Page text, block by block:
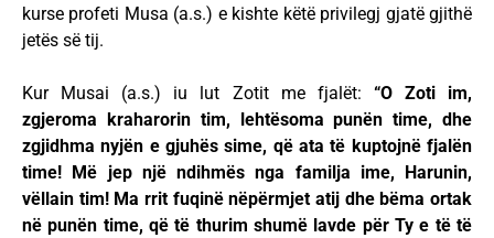
kurse profeti Musa (a.s.) e kishte këtë privilegj gjatë gjithë
jetës së tij.
Kur Musai (a.s.) iu lut Zotit me fjalët: “O Zoti im,
zgjeroma kraharorin tim, lehtësoma punën time, dhe
zgjidhma nyjën e gjuhës sime, që ata të kuptojnë fjalën
time! Më jep një ndihmës nga familja ime, Harunin,
vëllain tim! Ma rrit fuqinë nëpërmjet atij dhe bëma ortak
në punën time, që të thurim shumë lavde për Ty e të të